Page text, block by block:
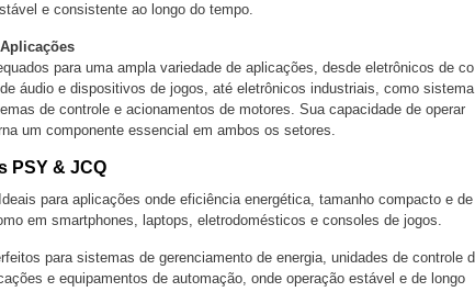
e consistente ao longo do tempo.
para uma ampla variedade de aplicações, desde eletrônicos de co
áudio e dispositivos de jogos, até eletrônicos industriais, como sistema
de controle e acionamentos de motores. Sua capacidade de operar
um componente essencial em ambos os setores.
PSY & JCQ
para aplicações onde eficiência energética, tamanho compacto e de
em smartphones, laptops, eletrodomésticos e consoles de jogos.
para sistemas de gerenciamento de energia, unidades de controle d
e equipamentos de automação, onde operação estável e de longo